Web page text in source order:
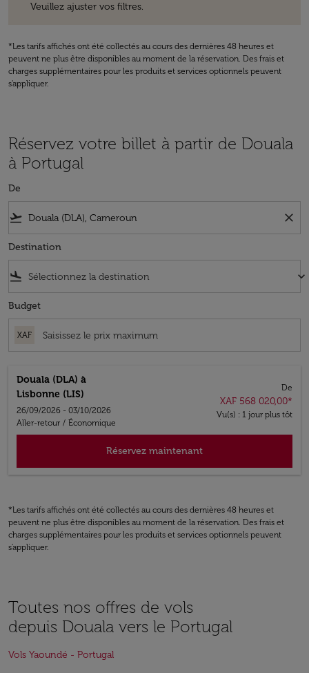
Veuillez ajuster vos filtres.
*Les tarifs affichés ont été collectés au cours des dernières 48 heures et
peuvent ne plus être disponibles au moment de la réservation. Des frais et
charges supplémentaires pour les produits et services optionnels peuvent
s'appliquer.
Réservez votre billet à partir de Douala
à Portugal
De
flight_takeoff close
Destination
flight_land keyboard_arrow_down
Budget
XAF
Douala (DLA) à
Lisbonne (LIS)
26/09/2026 - 03/10/2026
Aller-retour / Économique
De
XAF 568 020,00*
Vu(s) : 1 jour plus tôt
Réservez maintenant
*Les tarifs affichés ont été collectés au cours des dernières 48 heures et
peuvent ne plus être disponibles au moment de la réservation. Des frais et
charges supplémentaires pour les produits et services optionnels peuvent
s'appliquer.
Toutes nos offres de vols
depuis Douala vers le Portugal
Vols Yaoundé - Portugal